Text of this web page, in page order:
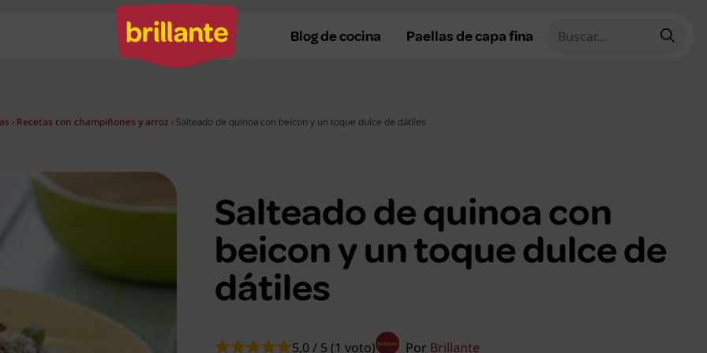
Recetas con Thermomix
Recetas en microondas
Recetas veganas
Recetas caseras
Recetas tradicionales
Recetas de temporada
Blog de cocina Paellas de capa fina
› Recetas con champiñones y arroz › Salteado de quinoa con beicon y un toque dulce de dátiles
Salteado de quinoa con
beicon y un toque dulce de
dátiles
5,0 / 5 (1 voto) Por Brillante